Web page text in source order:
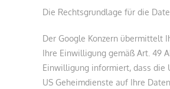
Die Rechtsgrundlage für die
Der Google Konzern übermittelt
Ihre Einwilligung gemäß Art. 49
Einwilligung informiert, dass die
US Geheimdienste auf Ihre